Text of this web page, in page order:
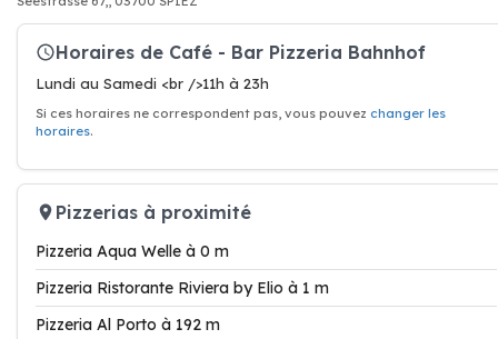
Horaires de Café - Bar Pizzeria Bahnhof
Lundi au Samedi <br />11h à 23h
Si ces horaires ne correspondent pas, vous pouvez changer les
horaires.
Pizzerias à proximité
Pizzeria Aqua Welle à 0 m
Pizzeria Ristorante Riviera by Elio à 1 m
Pizzeria Al Porto à 192 m